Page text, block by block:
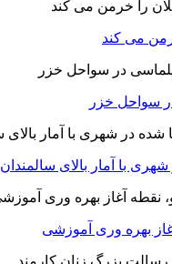
می کند
سواحل خزر
با آمار بالای سالمندان
بهره ‌وری آموزشی